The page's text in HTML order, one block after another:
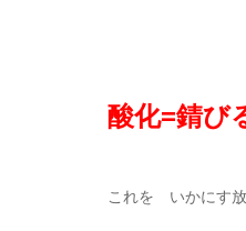
酸化=錆び
これを いかにす